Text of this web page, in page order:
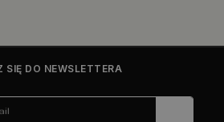
SIĘ DO NEWSLETTERA